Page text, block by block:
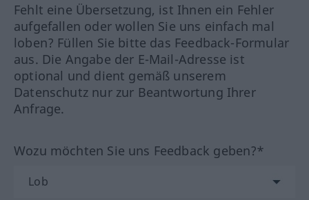
Fehlt eine Übersetzung, ist Ihnen ein Fehler
aufgefallen oder wollen Sie uns einfach mal
loben? Füllen Sie bitte das Feedback-Formular
aus. Die Angabe der E-Mail-Adresse ist
optional und dient gemäß unserem
Datenschutz nur zur Beantwortung Ihrer
Anfrage.
Wozu möchten Sie uns Feedback geben?*